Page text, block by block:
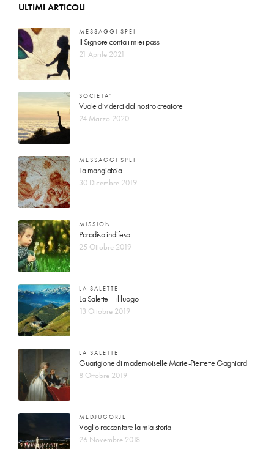
ULTIMI ARTICOLI
MESSAGGI SPEI
Il Signore conta i miei passi
21 Aprile 2021
SOCIETA'
Vuole dividerci dal nostro creatore
24 Marzo 2020
MESSAGGI SPEI
La mangiatoia
30 Dicembre 2019
MISSION
Paradiso indifeso
25 Ottobre 2019
LA SALETTE
La Salette – il luogo
13 Ottobre 2019
LA SALETTE
Guarigione di mademoiselle Marie-Pierrette Gagniard
8 Ottobre 2019
MEDJUGORJE
Voglio raccontare la mia storia
26 Novembre 2018